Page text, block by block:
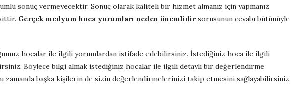
sonuç vermeyecektir. Sonuç olarak kaliteli bir hizmet almanız için yapmanız
Gerçek medyum hoca yorumları neden önemlidirsorusunun cevabı bütünüyle
hocalar ile ilgili yorumlardan istifade edebilirsiniz. İstediğiniz hoca ile ilgili
Böylece bilgi almak istediğiniz hocalar ile ilgili detaylı bir değerlendirme
zamanda başka kişilerin de sizin değerlendirmelerinizi takip etmesini sağlayabilirsiniz.